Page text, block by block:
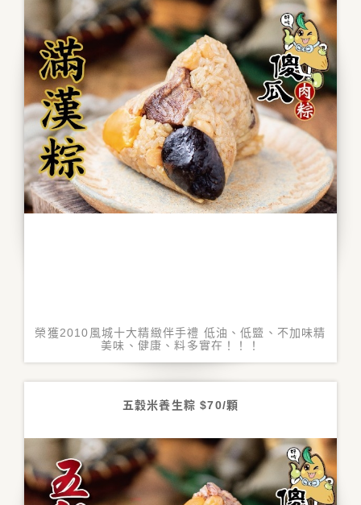
榮獲2010風城十大精緻伴手禮 低油、低盬、不加味精
美味、健康、料多實在！！！
五穀米養生粽 $70/顆